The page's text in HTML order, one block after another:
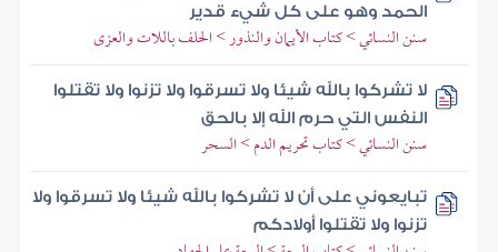
الحمد وهو على كل شيء قدير
سنن النسائي > كتاب الأيمان والنذور > الحلف باللات والعزى
لا تشركوا بالله شيئا ولا تسرقوا ولا تزنوا ولا تقتلوا
النفس التي حرم الله إلا بالحق
سنن النسائي > كتاب تحريم الدم > السحر
تبايعوني على أن لا تشركوا بالله شيئا ولا تسرقوا ولا
تزنوا ولا تقتلوا أولادكم